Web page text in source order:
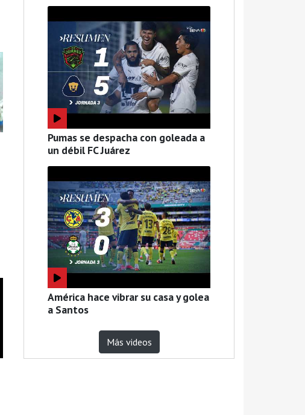
Pumas se despacha con goleada a
un débil FC Juárez
América hace vibrar su casa y golea
a Santos
Más videos